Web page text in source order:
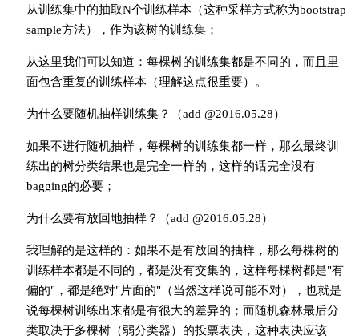
从训练集中的抽取N个训练样本（这种采样方式称为bootstrap
sample方法），作为该树的训练集；
从这里我们可以知道：每棵树的训练集都是不同的，而且里
面包含重复的训练样本（理解这点很重要）。
为什么要随机抽样训练集？（add @2016.05.28）
如果不进行随机抽样，每棵树的训练集都一样，那么最终训
练出的树分类结果也是完全一样的，这样的话完全没有
bagging的必要；
为什么要有放回地抽样？（add @2016.05.28）
我理解的是这样的：如果不是有放回的抽样，那么每棵树的
训练样本都是不同的，都是没有交集的，这样每棵树都是"有
偏的"，都是绝对"片面的"（当然这样说可能不对），也就是
说每棵树训练出来都是有很大的差异的；而随机森林最后分
类取决于多棵树（弱分类器）的投票表决，这种表决应该